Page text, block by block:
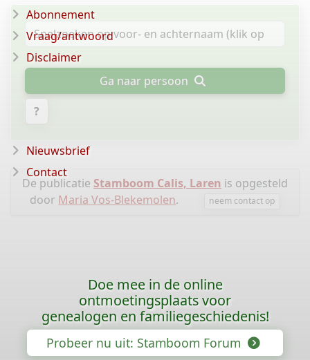
Ga naar persoon
?
De publicatie Stamboom Calis, Laren is opgesteld
door Maria Vos-Blekemolen. neem contact op
Abonnement
Vraag/antwoord
Disclaimer
Nieuwsbrief
Contact
Doe mee in de online
ontmoetingsplaats voor
genealogen en familiegeschiedenis!
Probeer nu uit: Stamboom Forum